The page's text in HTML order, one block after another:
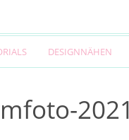
DESIGNNÄHEN